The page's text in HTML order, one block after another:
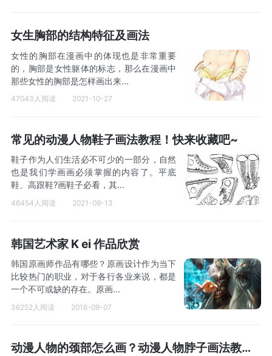
女生胸部的结构特征及画法
女性的胸部在漫画中的体现也是非常重要
的，胸部是女性躯体的标志，那么在漫画中
那些女性的胸部是怎样画出来...
47043人阅读 2021-10-27
常见的动漫人物鞋子画法教程！快来收藏吧~
鞋子作为人们生活必不可少的一部分，自然
也是我们学画画必须掌握的内容了。平底
鞋、高跟鞋?画鞋子必看，其...
46454人阅读 2021-09-13
韩国艺术家 K ei 作品欣赏
韩国原画师作品有哪些？原画设计作为当下
比较热门的职业，对于各行各业来说，都是
一个不可或缺的存在。原画...
36252人阅读 2016-09-07
动漫人物的颈部怎么画？动漫人物脖子画法教程！